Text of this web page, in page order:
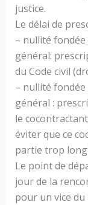
justice.
Le délai de
– nullité
général:
du Code civil
– nullité
général :
le
éviter que ce
partie trop
Le point de
jour de la
pour un vice